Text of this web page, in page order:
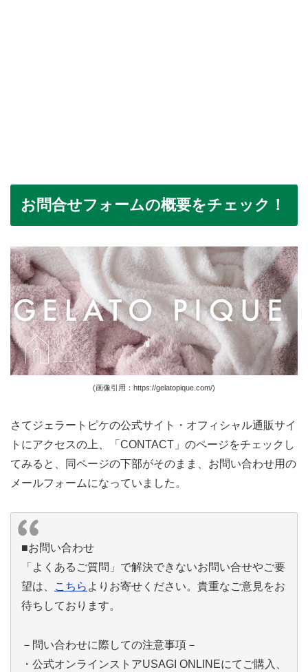
お問合せフォームの概要をチェック！
(画像引用：https://gelatopique.com/)
さてジェラートピケの公式サイト・オフィシャル通販サイ
トにアクセスの上、「CONTACT」のページをチェックし
てみると、同ページの下部がそのまま、お問い合わせ用の
メールフォームになっていました。
■お問い合わせ
「よくあるご質問」で解決できないお問い合せやご要
望は、
こちら よりお寄せください。貴重なご意見をお
待ちしております。
－問い合わせに際しての注意事項－
・公式オンラインストアUSAGI ONLINEにてご購入、